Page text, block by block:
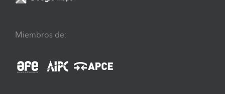
Miembros de: